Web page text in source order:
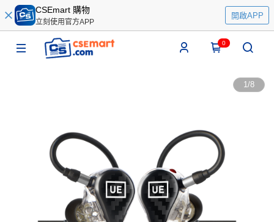
CSEmart 購物
立刻使用官方APP
開啟APP
0
1/8